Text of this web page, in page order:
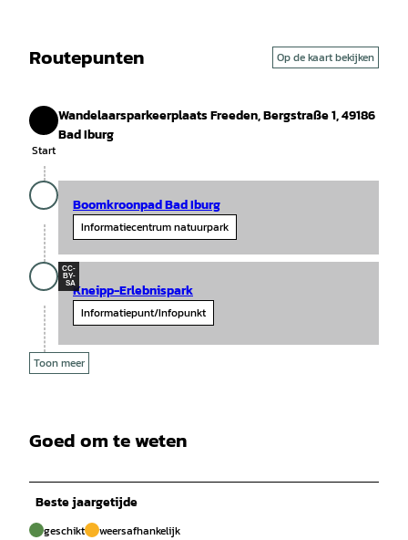
Routepunten Op de kaart bekijken
Start
Start
Wandelaarsparkeerplaats Freeden, Bergstraße 1, 49186
Bad Iburg
Boomkroonpad Bad Iburg
Informatiecentrum natuurpark
CC-
BY-
SAKneipp-Erlebnispark
Informatiepunt/Infopunkt
Toon meer
Goed om te weten
Beste jaargetijde
geschikt weersafhankelijk